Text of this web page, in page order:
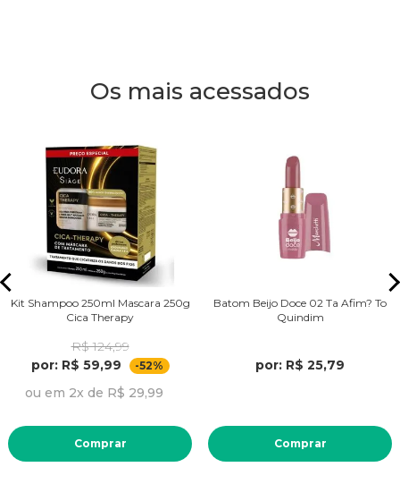
Os mais acessados
Kit Shampoo 250ml Mascara 250g
Cica Therapy
R$ 124,99
por: R$ 59,99
-52%
ou em 2x de R$ 29,99
Comprar
Batom Beijo Doce 02 Ta Afim? To
Quindim
por: R$ 25,79
Comprar